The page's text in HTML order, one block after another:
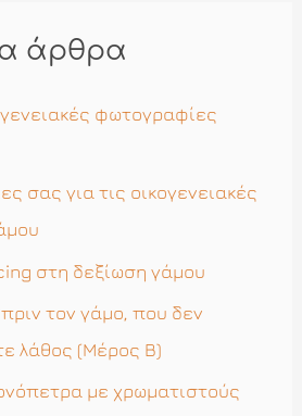
άρθρα
φωτογραφίες
σας για τις οικογενειακές
στη δεξίωση γάμου
τον γάμο, που δεν
λάθος (Μέρος Β)
με χρωματιστούς